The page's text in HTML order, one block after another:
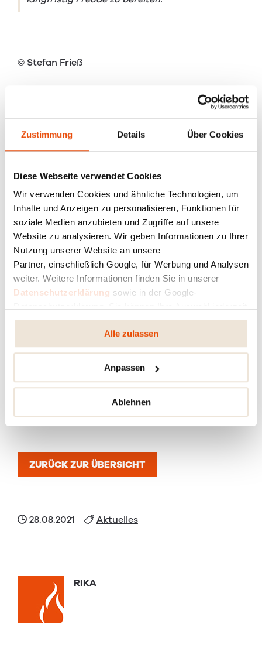
Zustimmung Details Über Cookies
Diese Webseite verwendet Cookies
Wir verwenden Cookies und ähnliche Technologien, um
Inhalte und Anzeigen zu personalisieren, Funktionen für
soziale Medien anzubieten und Zugriffe auf unsere
Website zu analysieren. Wir geben Informationen zu Ihrer
Nutzung unserer Website an unsere
Partner, einschließlich Google, für Werbung und Analysen
weiter. Weitere Informationen finden Sie in unserer
Datenschutzerklärung sowie in der Google-
ändern oder widerrufen.
Alle zulassen
Anpassen
Ablehnen
© Stefan Frieß
+
DAS KÖNNTE SIE AUCH INTERESSIEREN:
Der Pelletofen MASTERPIECE 1951: Feuer
mit Geschichte
Wenn aus einem Funken ein Feuer für
Generationen wird — 75 Jahre RIKA
Raum für Men⁠sch und Zu⁠kunft
warum Kaminöfen jetzt wichtiger denn je
Leise Wärme dank intelligenter Technik: The
Sound of Silence made by RIKA
ZURÜCK ZUR ÜBERSICHT
28.08.2021 Aktuelles
RIKA